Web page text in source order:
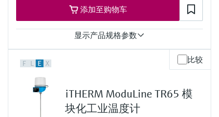
J型：
-200...750 °C
所需最大插入深度
最大30,000.00 mm (1.181.10'')
添加至购物车
显示产品规格参数
Cl. A，符合IEC 60751标准
响应时间
t50 = 1 s
t90 = 2 s
最大过程压力（静压）
20 °C时：100 bar (1.450 psi)
F L E X 比较
iTHERM ModuLine TR65 模
块化工业温度计